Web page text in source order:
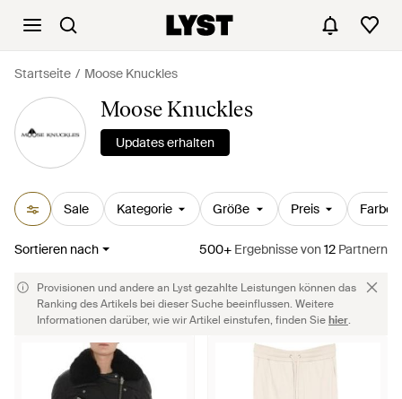
Startseite Moose Knuckles
Moose Knuckles
Updates erhalten
Sale Kategorie Größe Preis Farbe
Sortieren nach 500+ Ergebnissevon12 Partnern
Provisionen und andere an Lyst gezahlte Leistungen können das
Ranking des Artikels bei dieser Suche beeinflussen. Weitere
Informationen darüber, wie wir Artikel einstufen, finden Siehier.